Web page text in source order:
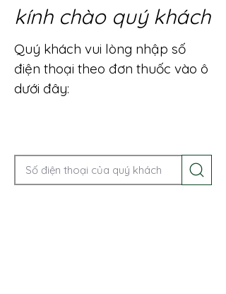
kính chào quý khách
Quý khách vui lòng nhập số
điện thoại theo đơn thuốc vào ô
dưới đây: